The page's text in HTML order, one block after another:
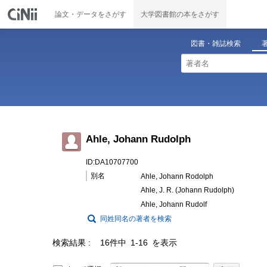
論文・データをさがす 大学図書館の本をさがす
図書・雑誌検索
Ahle, Johann Rudolph
ID:DA10707700
別名
Ahle, Johann Rodolph
Ahle, J. R. (Johann Rudolph)
Ahle, Johann Rudolf
同姓同名の著者を検索
検索結果 16件中 1-16 を表示